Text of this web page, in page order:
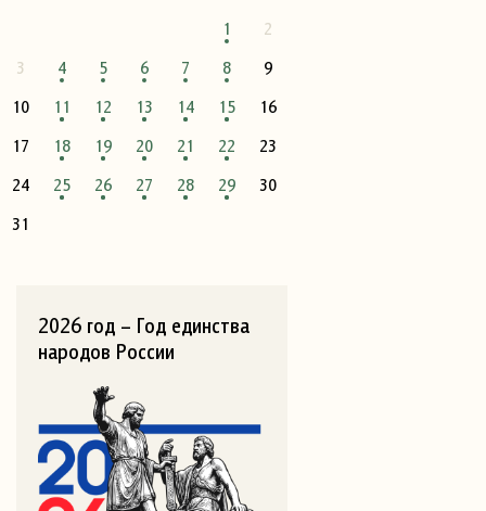
1
2
3
4 5 6 7 8
9
10
11 12 13 14 15
16
17
18 19 20 21 22
23
24
25 26 27 28 29
30
31
2026 год – Год единства
народов России